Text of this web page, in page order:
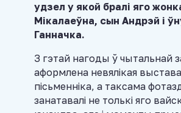
удзел у якой бралі яго
Мікалаеўна, сын Андрэй і
Ганначка.
З гэтай нагоды ў чытальнай
аформлена невялікая выстава
пісьменніка, а таксама
занатавалі не толькі яго